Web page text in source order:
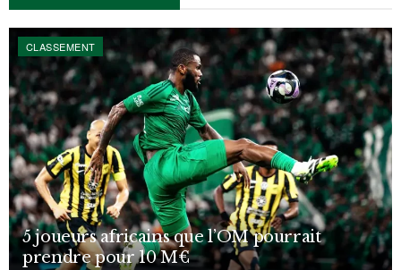
CLASSEMENT
5 joueurs africains que l’OM pourrait
prendre pour 10 M€